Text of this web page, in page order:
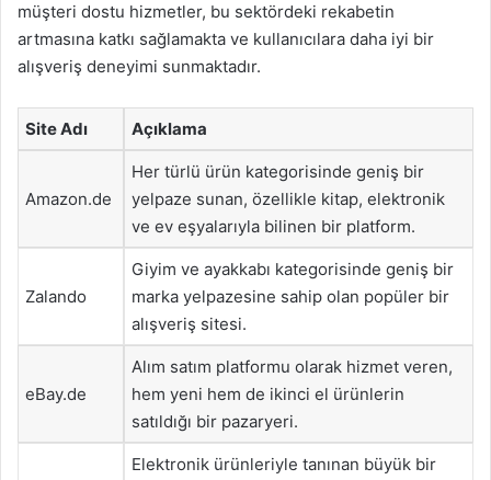
müşteri dostu hizmetler, bu sektördeki rekabetin
artmasına katkı sağlamakta ve kullanıcılara daha iyi bir
alışveriş deneyimi sunmaktadır.
Site Adı Açıklama
Amazon.de
Her türlü ürün kategorisinde geniş bir
yelpaze sunan, özellikle kitap, elektronik
ve ev eşyalarıyla bilinen bir platform.
Zalando
Giyim ve ayakkabı kategorisinde geniş bir
marka yelpazesine sahip olan popüler bir
alışveriş sitesi.
eBay.de
Alım satım platformu olarak hizmet veren,
hem yeni hem de ikinci el ürünlerin
satıldığı bir pazaryeri.
Elektronik ürünleriyle tanınan büyük bir